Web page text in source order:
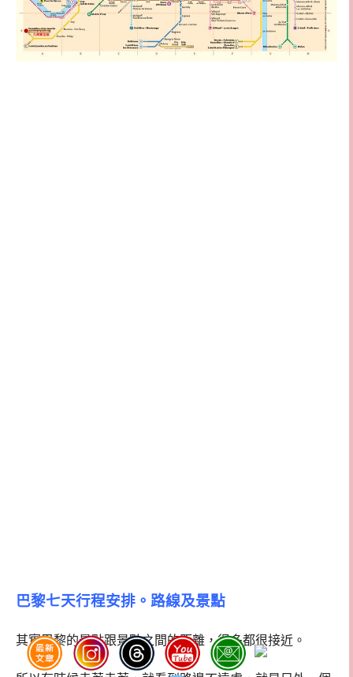
巴黎七天行程安排。路線及景點
其實巴黎的景點跟景點之間的距離，很多都很接近。